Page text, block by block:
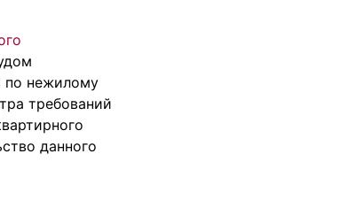
по нежилому
требований
данного